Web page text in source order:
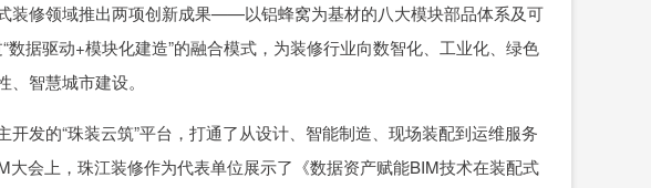
装修领域推出两项创新成果——以铝蜂窝为基材的八大模块部品体系及可
数据驱动+模块化建造”的融合模式，为装修行业向数智化、工业化、绿色
智慧城市建设。
发的“珠装云筑”平台，打通了从设计、智能制造、现场装配到运维服务
大会上，珠江装修作为代表单位展示了《数据资产赋能BIM技术在装配式